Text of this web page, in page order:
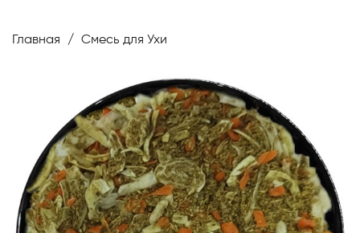
Главная Смесь для Ухи
галереям
изображений